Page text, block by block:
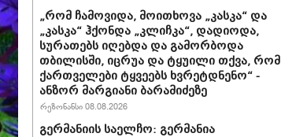
„რომ ჩამოვიდა, მოითხოვა „კასკა“ და
„კასკა“ ჰქონდა „კლიჩკა“, დადიოდა,
სურათებს იღებდა და გამორბოდა
თბილისში, იცრუა და ტყუილი თქვა, რომ
ქართველები ტყვეებს ხვრეტდნენო“ -
ანზორ მარგიანი ბარამიძეზე
რეზონანსი 08.08.2026
გერმანიის საელჩო: გერმანია